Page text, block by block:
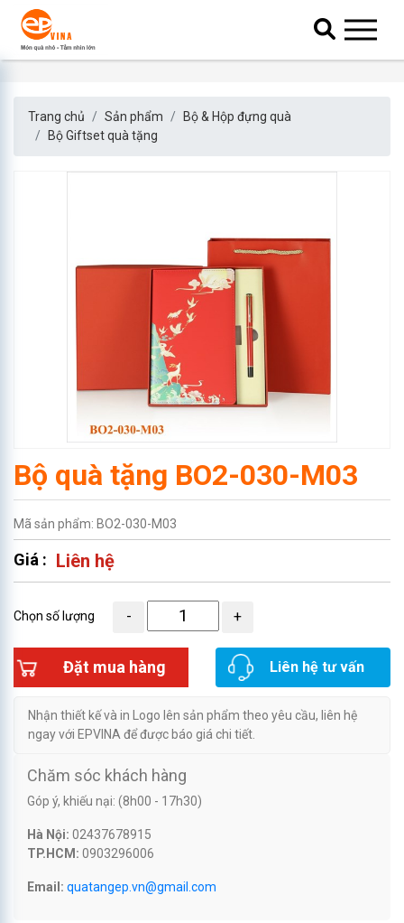
Trang chủ Sản phẩm
Bộ & Hộp đựng quà
Bộ Giftset quà tặng
Bộ quà tặng BO2-030-M03
Mã sản phẩm: BO2-030-M03
Giá : Liên hệ
Chọn số lượng
Đặt mua hàng Liên hệ tư vấn
Nhận thiết kế và in Logo lên sản phẩm theo yêu cầu, liên hệ
ngay với EPVINA để được báo giá chi tiết.
Chăm sóc khách hàng
Góp ý, khiếu nại: (8h00 - 17h30)
Hà Nội: 02437678915
TP.HCM: 0903296006
Email: quatangep.vn@gmail.com